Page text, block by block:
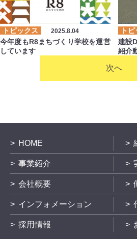
トピックス 2025.8.04
今年度もR8まちづくり学校を運営
しています
ト
建設
紹介
次へ
HOME
事業紹介
会社概要
インフォメーション
採用情報